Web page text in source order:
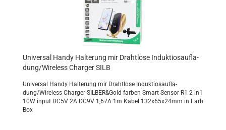
Uni­ver­sal Handy Hal­te­rung mir Draht­lo­se In­duk­tio­sauf­la­
dung/Wire­less Char­ger SILB
Uni­ver­sal Handy Hal­te­rung mir Draht­lo­se In­duk­tio­sauf­la­
dung/Wire­less Char­ger SIL­BER&Gold far­ben Smart Sen­sor R1 2 in1
10W input DC5V 2A DC9V 1,67A 1m Kabel 132x65x24mm in Farb
Box